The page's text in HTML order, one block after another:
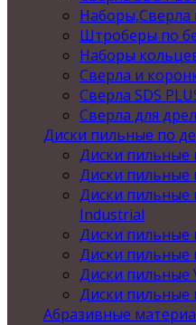
Наборы,Сверла
Штроберы по
Наборы
Сверла и
Сверла SDS
Сверла для
Диски пильные по
Диски пильные
Диски пильные
Диски пильные
Industrial
Диски пильные
Диски пильные
Диски пильные
Диски пильные
Абразивные